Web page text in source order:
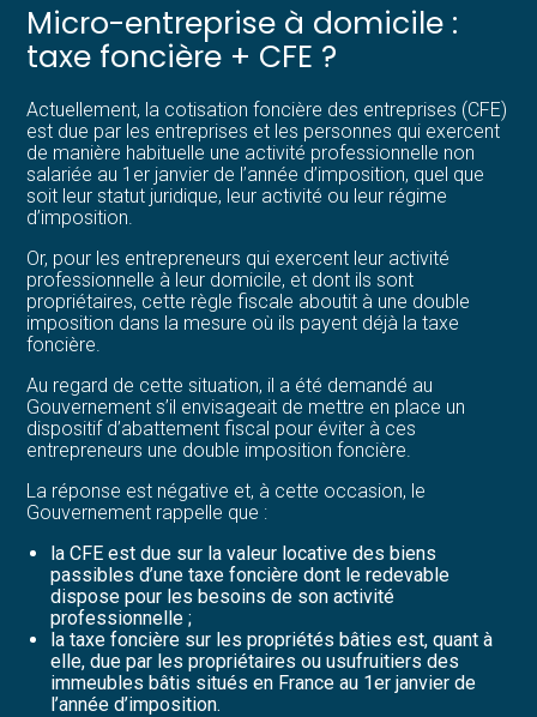
électronique
Micro-entreprise à domicile :
taxe foncière + CFE ?
Actuellement, la cotisation foncière des entreprises (CFE)
est due par les entreprises et les personnes qui exercent
de manière habituelle une activité professionnelle non
salariée au 1er janvier de l’année d’imposition, quel que
soit leur statut juridique, leur activité ou leur régime
d’imposition.
Or, pour les entrepreneurs qui exercent leur activité
professionnelle à leur domicile, et dont ils sont
propriétaires, cette règle fiscale aboutit à une double
imposition dans la mesure où ils payent déjà la taxe
foncière.
Au regard de cette situation, il a été demandé au
Gouvernement s’il envisageait de mettre en place un
dispositif d’abattement fiscal pour éviter à ces
entrepreneurs une double imposition foncière.
La réponse est négative et, à cette occasion, le
Gouvernement rappelle que :
la CFE est due sur la valeur locative des biens
passibles d’une taxe foncière dont le redevable
dispose pour les besoins de son activité
professionnelle ;
la taxe foncière sur les propriétés bâties est, quant à
elle, due par les propriétaires ou usufruitiers des
immeubles bâtis situés en France au 1er janvier de
l’année d’imposition.